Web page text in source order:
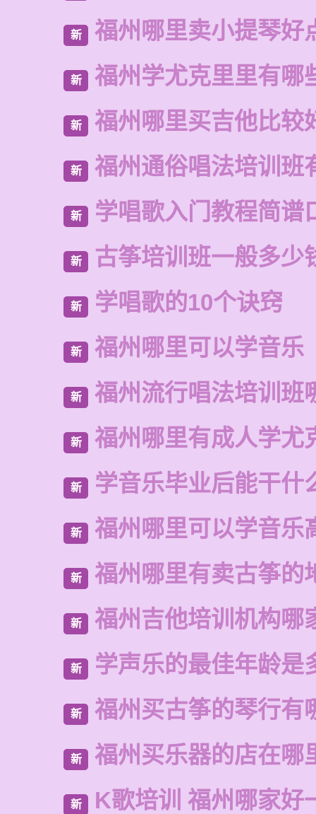
新 福州哪里卖小提琴好
新 福州学尤克里里有哪
新 福州哪里买吉他比较
新 福州通俗唱法培训班
新 学唱歌入门教程简谱
新 古筝培训班一般多少
新 学唱歌的10个诀窍
新 福州哪里可以学音乐
新 福州流行唱法培训班
新 福州哪里有成人学尤
新 学音乐毕业后能干什
新 福州哪里可以学音乐
新 福州哪里有卖古筝的
新 福州吉他培训机构哪
新 学声乐的最佳年龄是
新 福州买古筝的琴行有
新 福州买乐器的店在哪
新 K歌培训 福州哪家好